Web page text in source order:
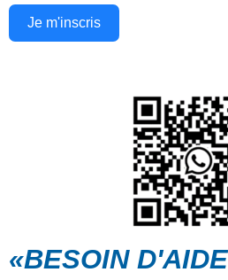
Je m'inscris
«BESOIN